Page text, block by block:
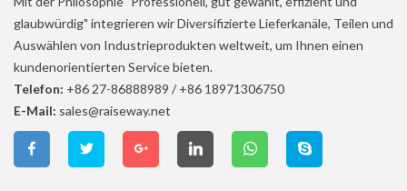
glaubwürdig" integrieren wir Diversifizierte Lieferkanäle, Teilen und
Auswählen von Industrieprodukten weltweit, um Ihnen einen
kundenorientierten Service bieten.
Telefon: +86 27-86888989 / +86 18971306750
E-Mail: sales@raiseway.net